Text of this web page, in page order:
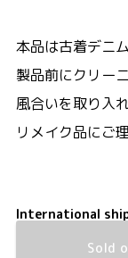
本品は古着デニ
製品前にクリー
風合いを取り入
リメイク品にご
International
Sold